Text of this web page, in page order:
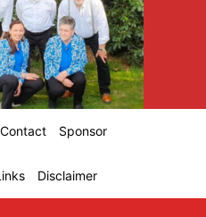
Contact Sponsor
Disclaimer